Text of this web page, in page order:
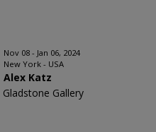
Nov 08 - Jan 06, 2024
New York - USA
Alex Katz
Gladstone Gallery